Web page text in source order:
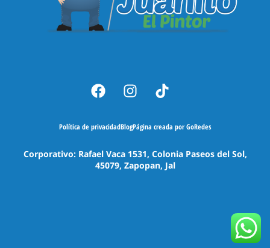
Política de privacidadBlogPágina creada por GoRedes
Corporativo: Rafael Vaca 1531, Colonia Paseos del Sol,
45079, Zapopan, Jal